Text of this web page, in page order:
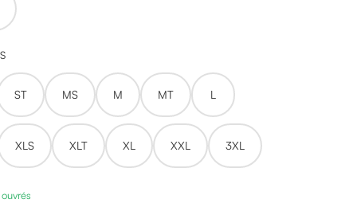
ST MS M MT L
XLS XLT XL XXL 3XL